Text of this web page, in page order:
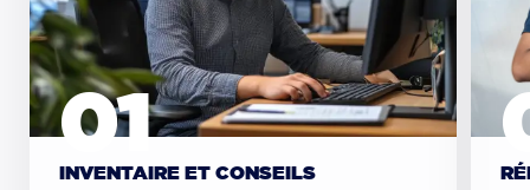
INVENTAIRE ET CONSEILS